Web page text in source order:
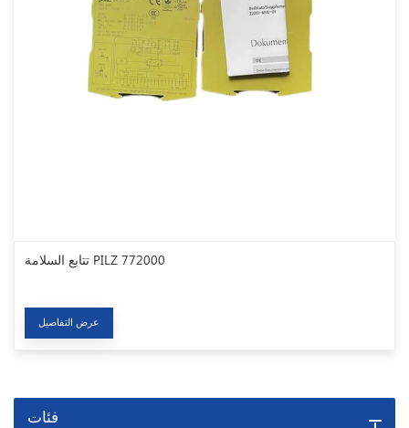
تتابع السلامة PILZ 772000
عرض التفاصيل
فئات